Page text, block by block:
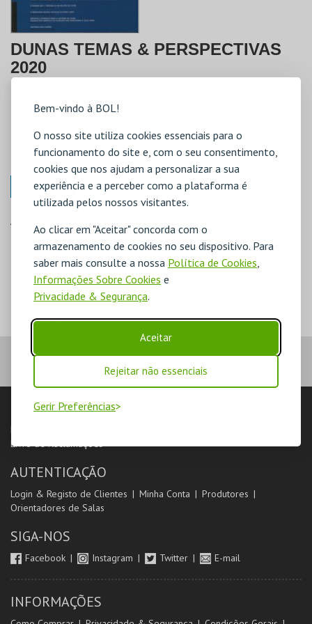
Bem-vindo à BOL!
O nosso site utiliza cookies essenciais para o
funcionamento do site e, com o seu consentimento,
cookies que nos ajudam a personalizar a sua
experiência e a perceber como a plataforma é
utilizada pelos nossos visitantes.
Ao clicar em "Aceitar" concorda com o
armazenamento de cookies no seu dispositivo. Para
saber mais consulte a nossa Política de Cookies
Informações Sobre Cookies e
Privacidade & Segurança.
Aceitar
Rejeitar não essenciais
Gerir Preferências
DUNAS TEMAS & PERSPECTIVAS
2020
LIVROS | PUBLICAÇÕES CMO
COM STOCK
VÁRIOS CMO
COMPRAR
ANO EDIÇÃO/ REIMPRESSÃO
2020
PÁGINAS
IDIOMA
Português
LOJA
Pesquisar
Livro de Reclamações
AUTENTICAÇÃO
Login & Registo de Clientes Minha Conta
Produtores
Orientadores de Salas
SIGA-NOS
Facebook Instagram Twitter E-mail
INFORMAÇÕES